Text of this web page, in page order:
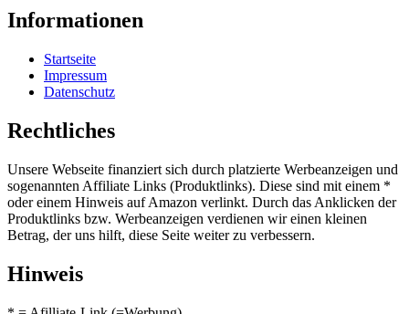
Informationen
Startseite
Impressum
Datenschutz
Rechtliches
Unsere Webseite finanziert sich durch platzierte Werbeanzeigen und
sogenannten Affiliate Links (Produktlinks). Diese sind mit einem *
oder einem Hinweis auf Amazon verlinkt. Durch das Anklicken der
Produktlinks bzw. Werbeanzeigen verdienen wir einen kleinen
Betrag, der uns hilft, diese Seite weiter zu verbessern.
Hinweis